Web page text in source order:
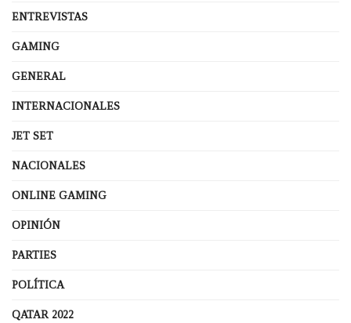
ENTREVISTAS
GAMING
GENERAL
INTERNACIONALES
JET SET
NACIONALES
ONLINE GAMING
OPINIÓN
PARTIES
POLÍTICA
QATAR 2022